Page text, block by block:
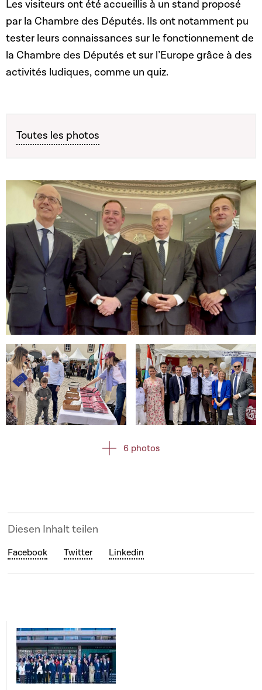
Les visiteurs ont été accueillis à un stand proposé
par la Chambre des Députés. Ils ont notamment pu
tester leurs connaissances sur le fonctionnement de
la Chambre des Députés et sur l’Europe grâce à des
activités ludiques, comme un quiz.
Toutes les photos
Open image in gallery
Open image in gallery Open image in gallery
6 photos
Diesen Inhalt teilen
Facebook Twitter Linkedin